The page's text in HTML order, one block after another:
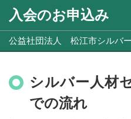
入会のお申込み
公益社団法人 松江市シルバ
シルバー人材
での流れ